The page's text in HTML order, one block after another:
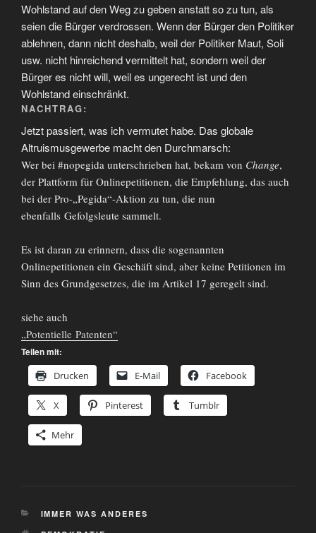
Wohlstand auf den Weg zu geben anstatt so zu tun, als
seien die Bürger verdrossen. Wenn der Bürger den Politiker
ablehnen, dann nicht deshalb, weil der Politiker Maut, Soli
usw. nicht hinreichend vermittelt hat, sondern weil der
Bürger es nicht will, weil es ungerecht ist und den
Wohlstand einschränkt.
NACHTRAG:
Jetzt passiert, was ich vermutet habe. Das globale
Altruismusgewerbe macht den Durchmarsch:
Wer bei #nopegida unterschrieben hat, bekam von Change,
der Plattform für Onlinepetitionen, die Empfehlung, das auch
bei der Pro-„Pegida“-Aktion zu tun, die nun
ebenfalls Gefolgsleute sammelt.
Es ist daran zu erinnern, dass die sogenannten
Onlinepetitionen ein Geschäft sind, aber keine Petitionen im
Sinn des Grundgesetzes, die im Artikel 17 geregelt sind.
siehe auch
„Potentielle Patenten“
Teilen mit:
Drucken
E-Mail Facebook
X Pinterest Tumblr
Mehr
KATEGORIEN
IMMER WAS ANDERES